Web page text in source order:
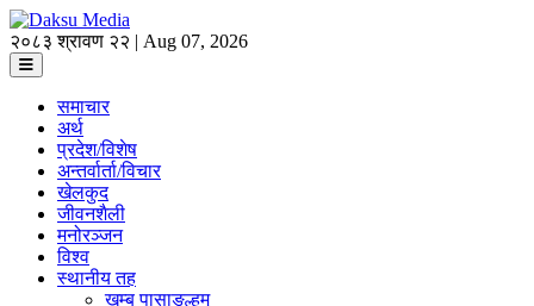
२०८३ श्रावण २२ | Aug 07, 2026
समाचार
अर्थ
प्रदेश/विशेष
अन्तर्वार्ता/विचार
खेलकुद
जीवनशैली
मनोरञ्जन
विश्व
स्थानीय तह
खुम्बु पासाङल्हमु